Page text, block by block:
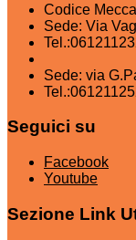
Codice
Sede: Via
Sede: via
Seguici su
Facebook
Youtube
Sezione Link